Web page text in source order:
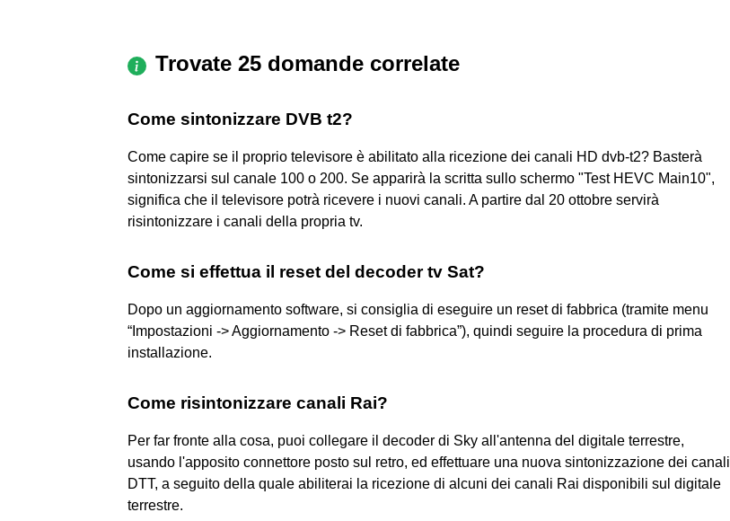
Trovate 25 domande correlate
Come sintonizzare DVB t2?
Come capire se il proprio televisore è abilitato alla ricezione dei canali HD dvb-t2? Basterà
sintonizzarsi sul canale 100 o 200. Se apparirà la scritta sullo schermo "Test HEVC Main10",
significa che il televisore potrà ricevere i nuovi canali. A partire dal 20 ottobre servirà
risintonizzare i canali della propria tv.
Come si effettua il reset del decoder tv Sat?
Dopo un aggiornamento software, si consiglia di eseguire un reset di fabbrica (tramite menu
“Impostazioni -> Aggiornamento -> Reset di fabbrica”), quindi seguire la procedura di prima
installazione.
Come risintonizzare canali Rai?
Per far fronte alla cosa, puoi collegare il decoder di Sky all'antenna del digitale terrestre,
usando l'apposito connettore posto sul retro, ed effettuare una nuova sintonizzazione dei canali
DTT, a seguito della quale abiliterai la ricezione di alcuni dei canali Rai disponibili sul digitale
terrestre.